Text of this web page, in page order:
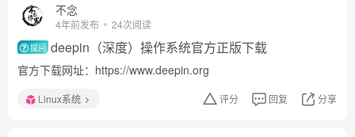
不念
4年前发布 24次阅读
提问 deepin（深度）操作系统官方正版下载
官方下载网址：https://www.deepin.org
Linux系统 评分 回复 分享